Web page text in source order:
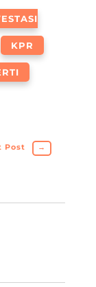
KPR
Post →